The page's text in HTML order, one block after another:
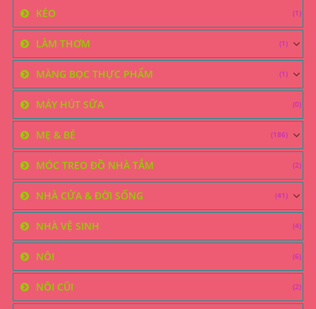
KÉO (1)
LÀM THƠM (1)
MÀNG BỌC THỰC PHẨM (1)
MÁY HÚT SỮA (0)
MẸ & BÉ (186)
MÓC TREO ĐỒ NHÀ TẮM (2)
NHÀ CỬA & ĐỜI SỐNG (41)
NHÀ VỆ SINH (4)
NÔI (6)
NÔI CŨI (2)